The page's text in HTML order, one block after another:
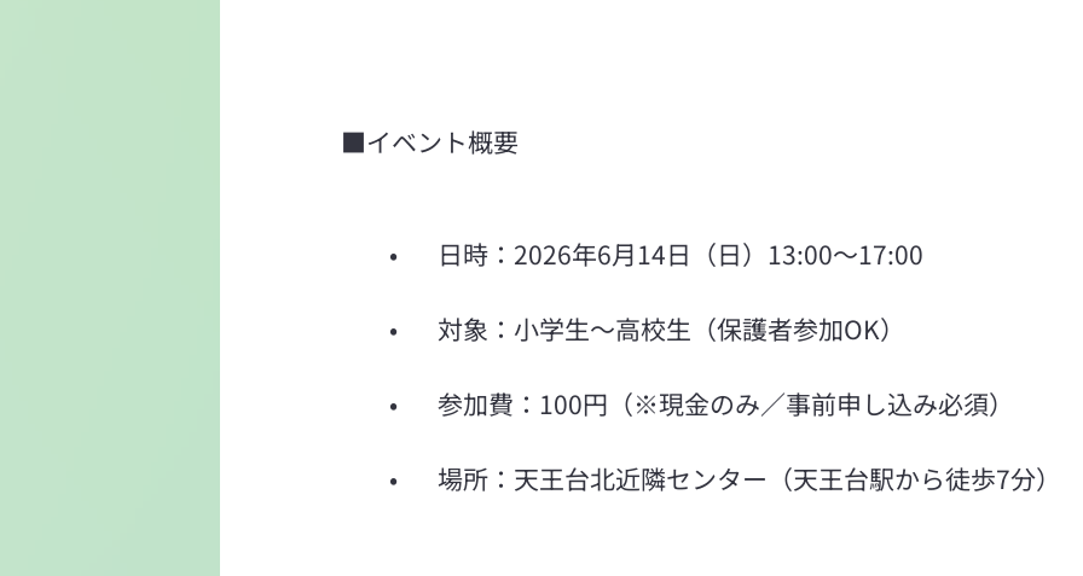
■イベント概要
	•	日時：2026年6月14日（日）13:00〜17:00
	•	対象：小学生～高校生（保護者参加OK）
	•	参加費：100円（※現金のみ／事前申し込み必須）
	•	場所：天王台北近隣センター（天王台駅から徒歩7分）